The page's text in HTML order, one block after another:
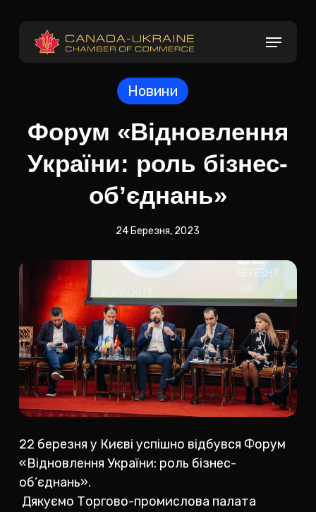
Menu
Новини
Форум «Відновлення
України: роль бізнес-
об’єднань»
24 Березня, 2023
22 березня у Києві успішно відбувся Форум
«Відновлення України: роль бізнес-
об’єднань».
Дякуємо Торгово-промислова палата